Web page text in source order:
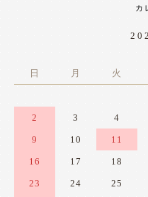
カ
日 月 火
2 3 4
9 10 11
16 17 18
23 24 25